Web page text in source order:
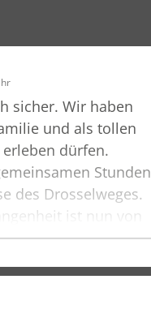
sicher. Wir haben
und als tollen
dürfen.
Stunden
des Drosselweges.
ist nun von
Dieter das er ein
und Helmut)